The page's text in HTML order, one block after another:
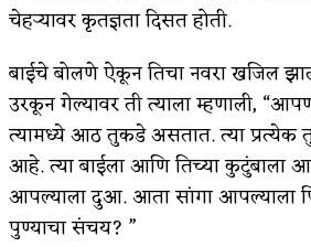
चेहऱ्यावर कृतज्ञता दिसत होती.
बाईचे बोलणे ऐकून तिचा नवरा खजिल
उरकून गेल्यावर ती त्याला म्हणाली,
त्यामध्ये आठ तुकडे असतात. त्या प्रत्येक
आहे. त्या बाईला आणि तिच्या कुटुंबाला
आपल्याला दुआ. आता सांगा आपल्याला
पुण्याचा संचय? ”